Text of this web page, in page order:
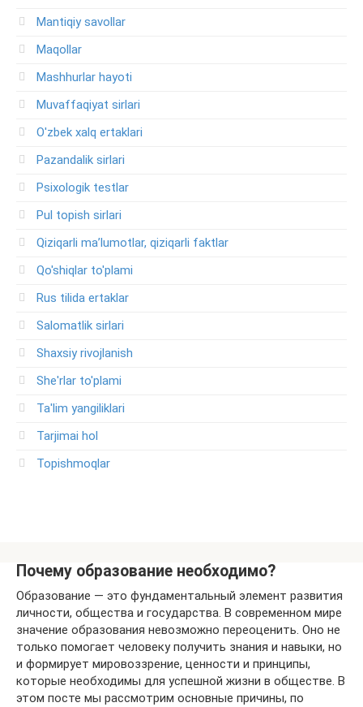
Mantiqiy savollar
Maqollar
Mashhurlar hayoti
Muvaffaqiyat sirlari
O'zbek xalq ertaklari
Pazandalik sirlari
Psixologik testlar
Pul topish sirlari
Qiziqarli ma’lumotlar, qiziqarli faktlar
Qo'shiqlar to'plami
Rus tilida ertaklar
Salomatlik sirlari
Shaxsiy rivojlanish
She'rlar to'plami
Ta'lim yangiliklari
Tarjimai hol
Topishmoqlar
Почему образование необходимо?
Образование — это фундаментальный элемент развития
личности, общества и государства. В современном мире
значение образования невозможно переоценить. Оно не
только помогает человеку получить знания и навыки, но
и формирует мировоззрение, ценности и принципы,
которые необходимы для успешной жизни в обществе. В
этом посте мы рассмотрим основные причины, по